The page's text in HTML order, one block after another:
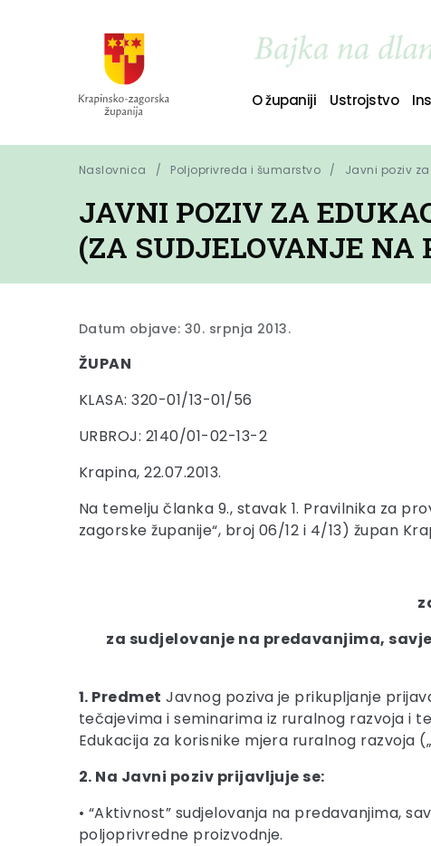
O županiji Ustrojstvo
Naslovnica Poljoprivreda i šumarstvo Javni poziv
JAVNI POZIV ZA
(ZA SUDJELOVANJE
Datum objave: 30. srpnja 2013.
ŽUPAN
KLASA: 320-01/13-01/56
URBROJ: 2140/01-02-13-2
Krapina, 22.07.2013.
Na temelju članka 9., stavak 1. Pravilnika za
zagorske županije“, broj 06/12 i 4/13) župan
za sudjelovanje na predavanjima,
1. Predmet Javnog poziva je prikupljanje
tečajevima i seminarima iz ruralnog razvoja i
Edukacija za korisnike mjera ruralnog razvoja
2. Na Javni poziv prijavljuje se:
• “Aktivnost” sudjelovanja na predavanjima,
poljoprivredne proizvodnje.